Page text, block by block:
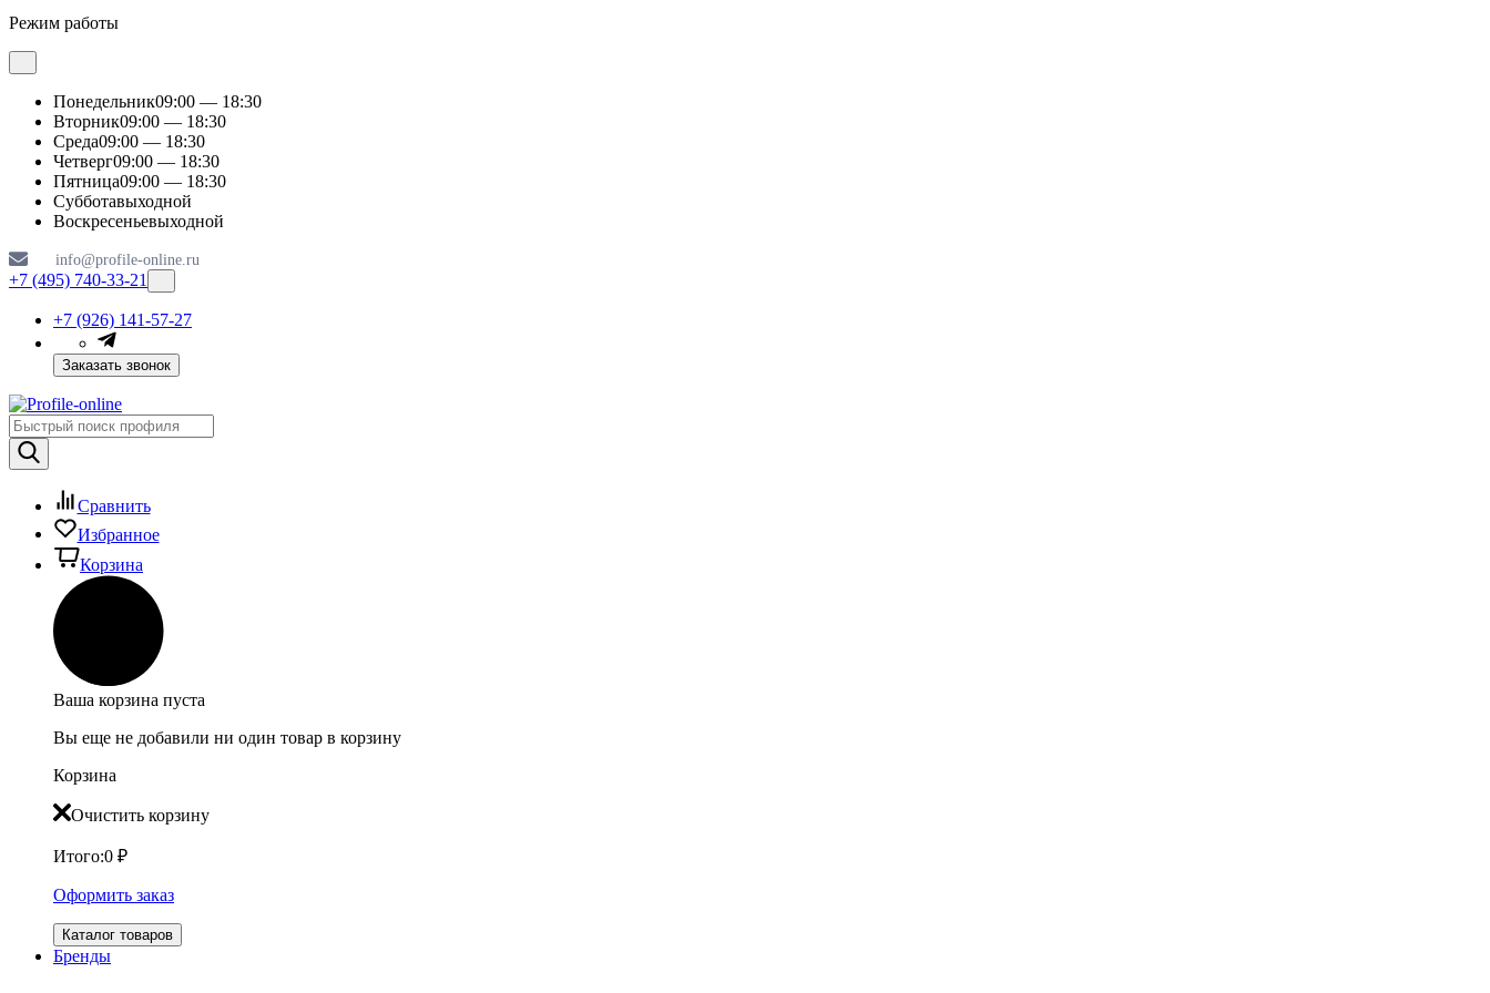
Режим работы
Понедельник09:00 — 18:30
Вторник09:00 — 18:30
Среда09:00 — 18:30
Четверг09:00 — 18:30
Пятница09:00 — 18:30
Субботавыходной
Воскресеньевыходной
info@profile-online.ru
+7 (495) 740-33-21
+7 (926) 141-57-27
Заказать звонок
Сравнить
Избранное
Корзина
Ваша корзина пуста
Вы еще не добавили ни один товар в корзину
Корзина
Очистить корзину
Итого:0 ₽
Оформить заказ
Каталог товаров
Бренды